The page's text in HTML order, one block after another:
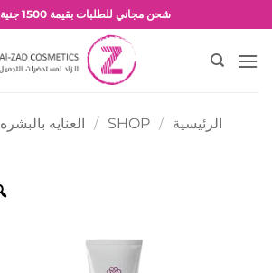
للمحتوى
شحن مجاني للطلبات بقيمة 1500 جنية أو أكثر
عروض وخصومات حصرية
الرئيسية /
SHOP
/ العنايه بالبشره SKIN CARE